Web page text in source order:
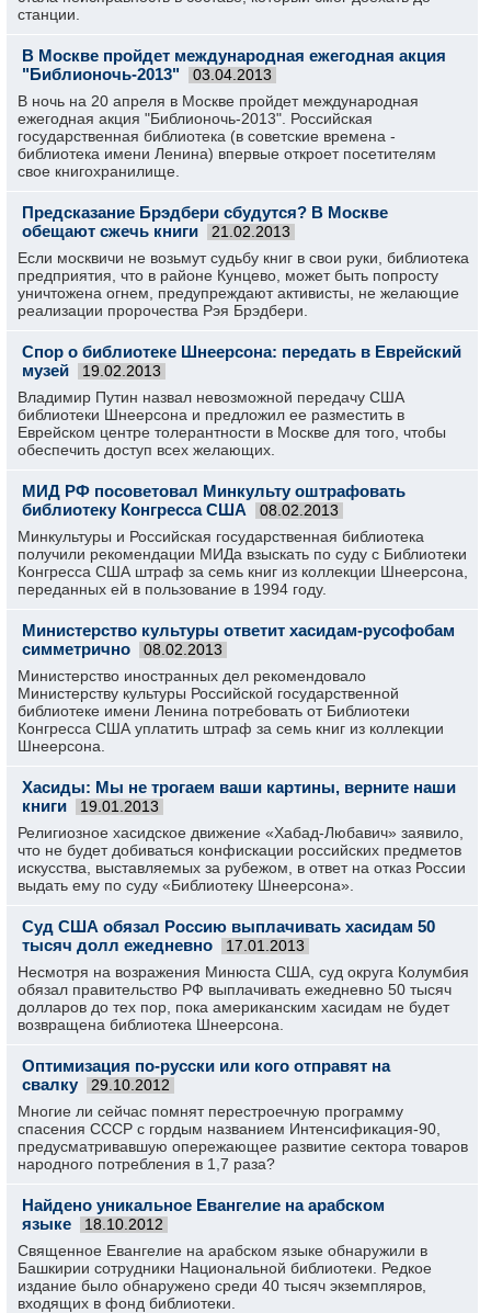
станции.
В Москве пройдет международная ежегодная акция
"Библионочь-2013"
03.04.2013
В ночь на 20 апреля в Москве пройдет международная
ежегодная акция "Библионочь-2013". Российская
государственная библиотека (в советские времена -
библиотека имени Ленина) впервые откроет посетителям
свое книгохранилище.
Предсказание Брэдбери сбудутся? В Москве
обещают сжечь книги
21.02.2013
Если москвичи не возьмут судьбу книг в свои руки, библиотека
предприятия, что в районе Кунцево, может быть попросту
уничтожена огнем, предупреждают активисты, не желающие
реализации пророчества Рэя Брэдбери.
Спор о библиотеке Шнеерсона: передать в Еврейский
музей
19.02.2013
Владимир Путин назвал невозможной передачу США
библиотеки Шнеерсона и предложил ее разместить в
Еврейском центре толерантности в Москве для того, чтобы
обеспечить доступ всех желающих.
МИД РФ посоветовал Минкульту оштрафовать
библиотеку Конгресса США
08.02.2013
Минкультуры и Российская государственная библиотека
получили рекомендации МИДа взыскать по суду с Библиотеки
Конгресса США штраф за семь книг из коллекции Шнеерсона,
переданных ей в пользование в 1994 году.
Министерство культуры ответит хасидам-русофобам
симметрично
08.02.2013
Министерство иностранных дел рекомендовало
Министерству культуры Российской государственной
библиотеке имени Ленина потребовать от Библиотеки
Конгресса США уплатить штраф за семь книг из коллекции
Шнеерсона.
Хасиды: Мы не трогаем ваши картины, верните наши
книги
19.01.2013
Религиозное хасидское движение «Хабад-Любавич» заявило,
что не будет добиваться конфискации российских предметов
искусства, выставляемых за рубежом, в ответ на отказ России
выдать ему по суду «Библиотеку Шнеерсона».
Суд США обязал Россию выплачивать хасидам 50
тысяч долл ежедневно
17.01.2013
Несмотря на возражения Минюста США, суд округа Колумбия
обязал правительство РФ выплачивать ежедневно 50 тысяч
долларов до тех пор, пока американским хасидам не будет
возвращена библиотека Шнеерсона.
Оптимизация по-русски или кого отправят на
свалку
29.10.2012
Многие ли сейчас помнят перестроечную программу
спасения СССР с гордым названием Интенсификация-90,
предусматривавшую опережающее развитие сектора товаров
народного потребления в 1,7 раза?
Найдено уникальное Евангелие на арабском
языке
18.10.2012
Священное Евангелие на арабском языке обнаружили в
Башкирии сотрудники Национальной библиотеки. Редкое
издание было обнаружено среди 40 тысяч экземпляров,
входящих в фонд библиотеки.